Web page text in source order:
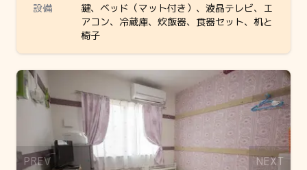
設備
鍵、ベッド（マット付き）、液晶テレビ、エ
アコン、冷蔵庫、炊飯器、食器セット、机と
椅子
Slide 1 of 1
PREV NEXT